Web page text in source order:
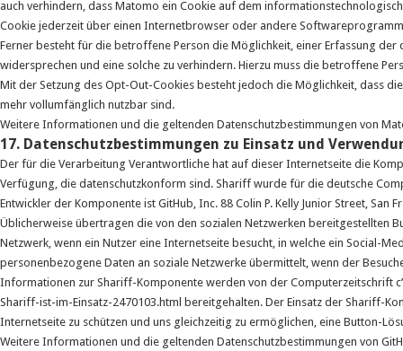
auch verhindern, dass Matomo ein Cookie auf dem
Cookie jederzeit über einen Internetbrowser oder andere
Ferner besteht für die betroffene Person die Möglichkeit, einer Erfassung
widersprechen und eine solche zu verhindern. Hierzu muss die betroffene
Mit der Setzung des Opt-Out-Cookies besteht jedoch die Möglichkeit, dass
mehr vollumfänglich nutzbar sind.
Weitere Informationen und die geltenden Datenschutzbestimmungen von
17. Datenschutzbestimmungen zu Einsatz und
Der für die Verarbeitung Verantwortliche hat auf dieser Internetseite die
Verfügung, die datenschutzkonform sind. Shariff wurde für die deutsche
Entwickler der Komponente ist GitHub, Inc. 88 Colin P. Kelly Junior Street, San
Üblicherweise übertragen die von den sozialen Netzwerken bereitgestellten
Netzwerk, wenn ein Nutzer eine Internetseite besucht, in welche ein Social-
personenbezogene Daten an soziale Netzwerke übermittelt, wenn der
Informationen zur Shariff-Komponente werden von der Computerzeitschrift
Shariff-ist-im-Einsatz-2470103.html bereitgehalten. Der Einsatz der Shariff-
Internetseite zu schützen und uns gleichzeitig zu ermöglichen, eine Button-
Weitere Informationen und die geltenden Datenschutzbestimmungen von